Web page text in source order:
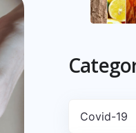
Covid-19